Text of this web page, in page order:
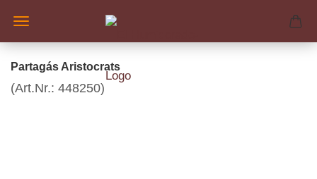
Partagás Aristocrats
(Art.Nr.: 448250)